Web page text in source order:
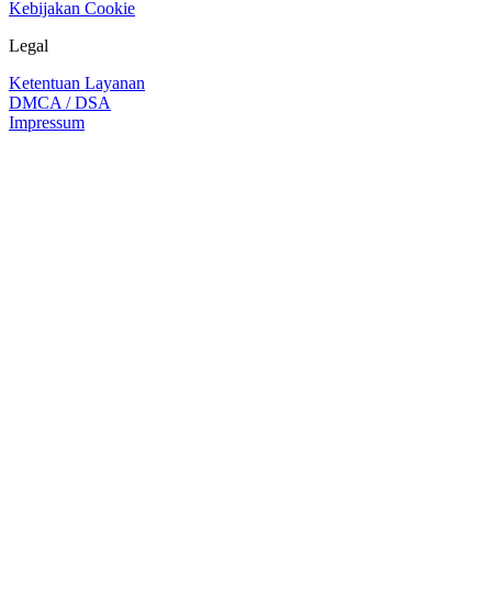
Kebijakan Cookie
Legal
Ketentuan Layanan
DMCA / DSA
Impressum